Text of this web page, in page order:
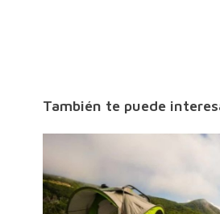
También te puede